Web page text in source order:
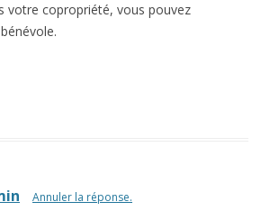
votre copropriété, vous pouvez
Annuler la réponse.